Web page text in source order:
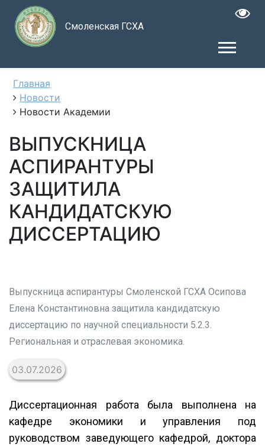
Смоленская ГСХА
Главная
Новости
Новости Академии
ВЫПУСКНИЦА
АСПИРАНТУРЫ
ЗАЩИТИЛА
КАНДИДАТСКУЮ
ДИССЕРТАЦИЮ
Выпускница аспирантуры Смоленской ГСХА Осипова
Елена Константиновна защитила кандидатскую
диссертацию по научной специальности 5.2.3.
Региональная и отраслевая экономика.
03.07.2026
Диссертационная работа была выполнена на
кафедре экономики и управления под
руководством заведующего кафедрой, доктора